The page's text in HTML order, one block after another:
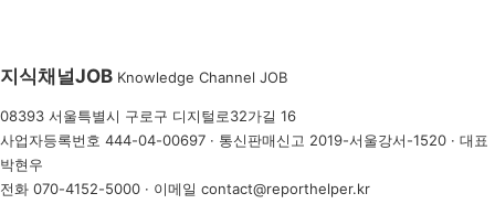
지식채널JOB Knowledge Channel JOB
08393 서울특별시 구로구 디지털로32가길 16
사업자등록번호 444-04-00697 · 통신판매신고 2019-서울강서-1520 · 대표
박현우
전화 070-4152-5000 · 이메일 contact@reporthelper.kr